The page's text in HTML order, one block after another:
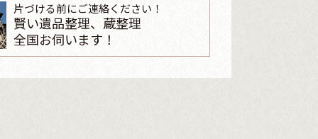
片づける前にご連絡ください！
賢い遺品整理、蔵整理
全国お伺います！